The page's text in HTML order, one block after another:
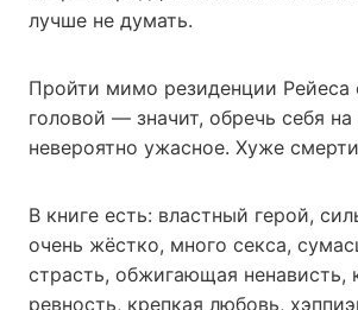
лучше не думать.
Пройти мимо резиденции Рейеса
головой — значит, обречь себя на
невероятно ужасное. Хуже
В книге есть: властный герой,
очень жёстко, много секса,
страсть, обжигающая ненависть,
ревность, крепкая любовь,